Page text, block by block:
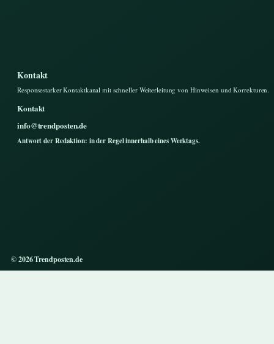
Kontakt
Responsestarker Kontaktkanal mit schneller Weiterleitung von Hinweisen und Korrekturen.
Kontakt
info@trendposten.de
Antwort der Redaktion: in der Regel innerhalb eines Werktags.
© 2026 Trendposten.de